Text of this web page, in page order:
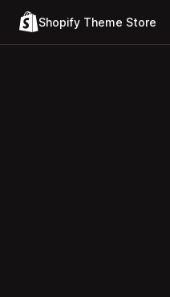
Shopify Theme Store